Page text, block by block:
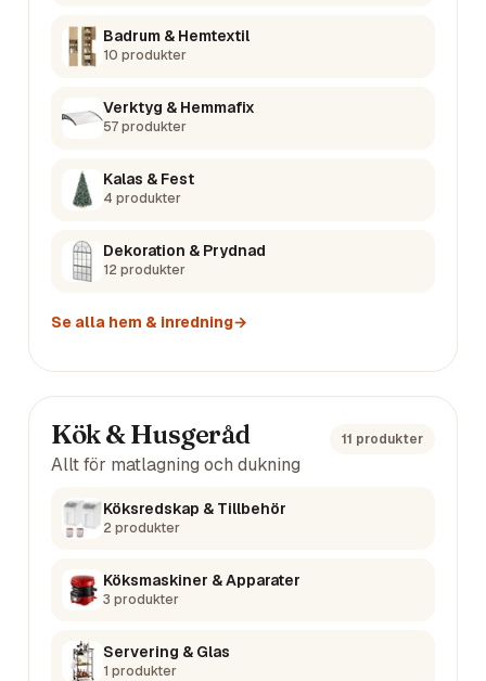
Badrum & Hemtextil
10 produkter
Verktyg & Hemmafix
57produkter
Kalas & Fest
4 produkter
Dekoration & Prydnad
12 produkter
Se alla hem & inredning→
Kök & Husgeråd 11 produkter
Allt för matlagning och dukning
Köksredskap & Tillbehör
2 produkter
Köksmaskiner & Apparater
3 produkter
Servering & Glas
1 produkter